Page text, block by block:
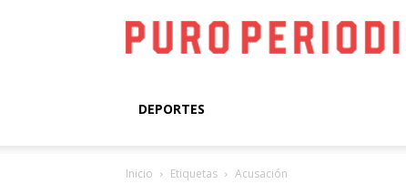
DEPORTES
Inicio Etiquetas Acusación